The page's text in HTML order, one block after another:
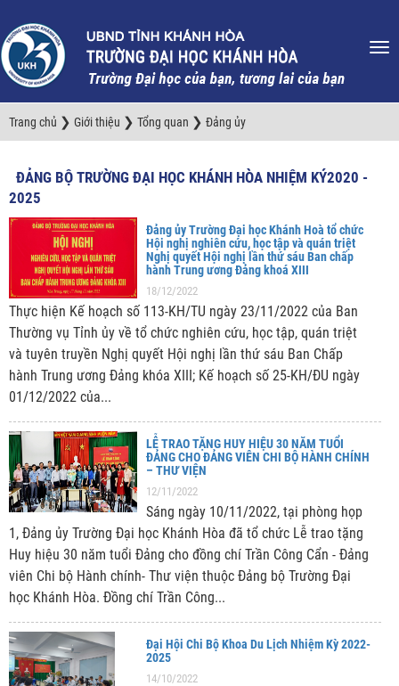
Trang chủ ❯ Giới thiệu ❯ Tổng quan ❯ Đảng ủy
ĐẢNG BỘ TRƯỜNG ĐẠI HỌC KHÁNH HÒA NHIỆM KÝ2020 -
2025
Đảng ủy Trường Đại học Khánh Hoà tổ chức
Hội nghị nghiên cứu, học tập và quán triệt
Nghị quyết Hội nghị lần thứ sáu Ban chấp
hành Trung ương Đảng khoá XIII
18/12/2022
Thực hiện Kế hoạch số 113-KH/TU ngày 23/11/2022 của Ban
Thường vụ Tỉnh ủy về tổ chức nghiên cứu, học tập, quán triệt
và tuyên truyền Nghị quyết Hội nghị lần thứ sáu Ban Chấp
hành Trung ương Đảng khóa XIII; Kế hoạch số 25-KH/ĐU ngày
01/12/2022 của...
LỄ TRAO TẶNG HUY HIỆU 30 NĂM TUỔI
ĐẢNG CHO ĐẢNG VIÊN CHI BỘ HÀNH CHÍNH
– THƯ VIỆN
12/11/2022
Sáng ngày 10/11/2022, tại phòng họp
1, Đảng ủy Trường Đại học Khánh Hòa đã tổ chức Lễ trao tặng
Huy hiệu 30 năm tuổi Đảng cho đồng chí Trần Công Cẩn - Đảng
viên Chi bộ Hành chính- Thư viện thuộc Đảng bộ Trường Đại
học Khánh Hòa. Đồng chí Trần Công...
Đại Hội Chi Bộ Khoa Du Lịch Nhiệm Kỳ 2022-
2025
14/10/2022